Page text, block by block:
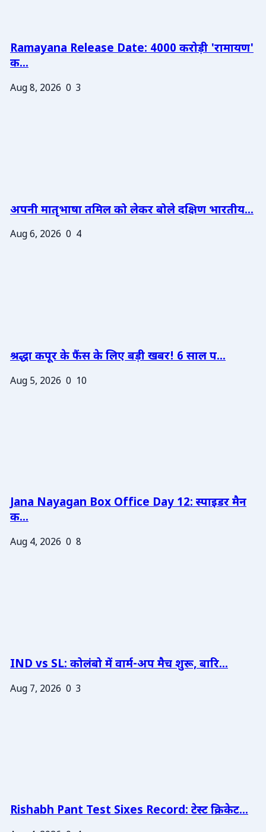
Ramayana Release Date: 4000 करोड़ी 'रामायण'
क...
Aug 8, 2026 0 3
अपनी मातृभाषा तमिल को लेकर बोले दक्षिण भारतीय...
Aug 6, 2026 0 4
श्रद्धा कपूर के फैंस के लिए बड़ी खबर! 6 साल प...
Aug 5, 2026 0 10
Jana Nayagan Box Office Day 12: स्पाइडर मैन
क...
Aug 4, 2026 0 8
IND vs SL: कोलंबो में वार्म-अप मैच शुरू, बारि...
Aug 7, 2026 0 3
Rishabh Pant Test Sixes Record: टेस्ट क्रिकेट...